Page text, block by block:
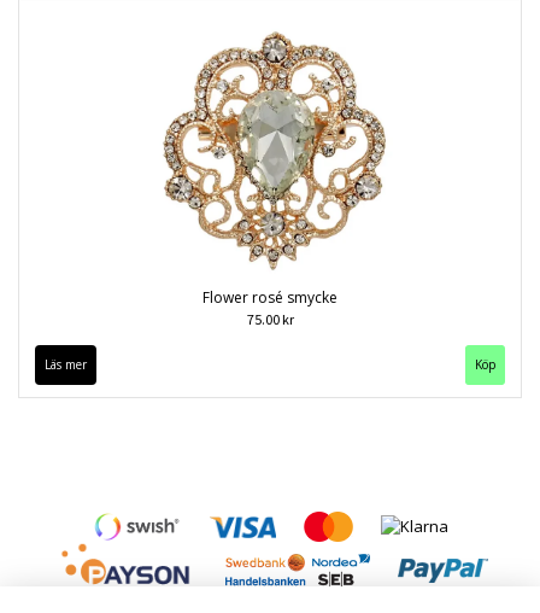
Flower rosé smycke
75.00 kr
Läs mer